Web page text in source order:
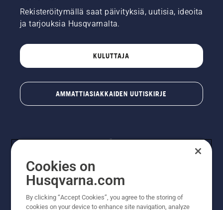
Rekisteröitymällä saat päivityksiä, uutisia, ideoita
ja tarjouksia Husqvarnalta.
KULUTTAJA
AMMATTIASIAKKAIDEN UUTISKIRJE
© Husqvarna AB (publ). Kaikki oikeudet pidätetään.
Cookies on
Husqvarna.com
By clicking “Accept Cookies”, you agree to the storing of
cookies on your device to enhance site navigation, analyze